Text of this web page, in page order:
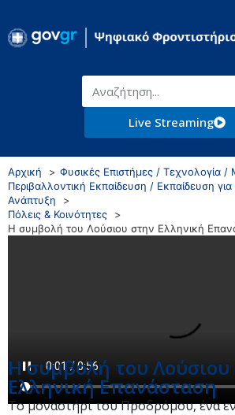
Live Streaming
Αρχική
Φυσικές Επιστήμες / Τεχνολογία /
Περιβαλλοντική Εκπαίδευση / Εκπαίδευση
Ανάπτυξη
Πόλεις & Κοινότητες
Η συμβολή του Λούσιου στην Ελληνική
Η συμβολή του Λούσιου
Ελληνική Επανάσταση
Το μοναστήρι του Προδρόμου, ένα